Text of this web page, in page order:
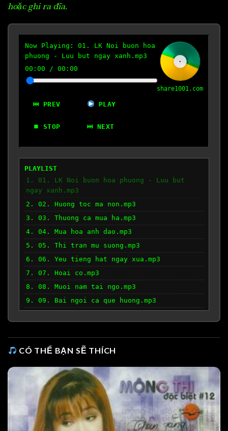
hoặc ghi ra đĩa.
Now Playing: 01. LK Noi buon hoa
phuong - Luu but ngay xanh.mp3
00:00 / 00:00
⏮ PREV PLAY
⏹ STOP ⏭ NEXT
share1001.com
PLAYLIST
1. 01. LK Noi buon hoa phuong - Luu but
ngay xanh.mp3
2. 02. Huong toc ma non.mp3
3. 03. Thuong ca mua ha.mp3
4. 04. Mua hoa anh dao.mp3
5. 05. Thi tran mu suong.mp3
6. 06. Yeu tieng hat ngay xua.mp3
7. 07. Hoai co.mp3
8. 08. Muoi nam tai ngo.mp3
9. 09. Bai ngoi ca que huong.mp3
13. 13. Hanh trinh tren dat phu sa.mp3
14. 14. Huong tinh cu.mp3
CÓ THỂ BẠN SẼ THÍCH